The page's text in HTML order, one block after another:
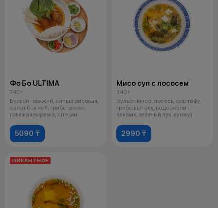
Фо Бо ULTIMA
740 г
Бульон говяжий, лапша рисовая,
салат бок чой, грибы эноки,
говяжая вырезка, специи
5090 ₸
Мисо суп с лососем
340 г
Бульон мисо, лосось, сыр тофу,
грибы шитаке, водоросли
вакаме, зеленый лук, кунжут
2990 ₸
ПИКАНТНОЕ